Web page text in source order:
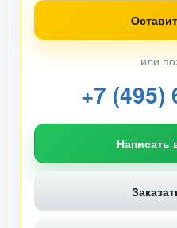
или
+7 (495)
Написать